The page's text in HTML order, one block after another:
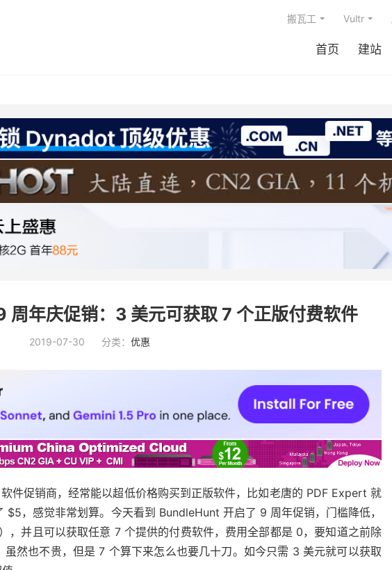
首页 建站
搬瓦工 Vultr
年庆促销：3 美元可获取 7 个正版付费软件
2019-07-30 分类： 优惠
件促销商，经常能以超低价格购买到正版软件，比如老唐的 PDF Expert 就
，感觉非常划算。今天看到 BundleHunt 开启了 9 周年促销，门槛降低，
，并且可以获取任意 7 个提供的付费软件，费用全部都是 0，要知道之前除
然也不贵，但是 7 个算下来怎么也要几十刀。如今只需 3 美元就可以获取